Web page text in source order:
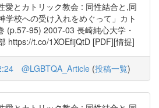
愛とカトリック教会 : 同性結合と,同
学校への受け入れをめぐって」カト
(p.57-95) 2007-03 長崎純心大学・
https://t.co/1XOEfijQtD [PDF][情提]
@LGBTQA_Article (投稿一覧)